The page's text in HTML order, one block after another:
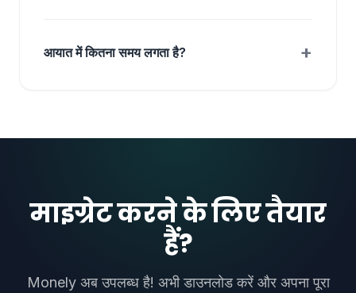
आयात में कितना समय लगता है? +
माइग्रेट करने के लिए तैयार
हैं?
Monely अब उपलब्ध है! अभी डाउनलोड करें और अपना पूरा